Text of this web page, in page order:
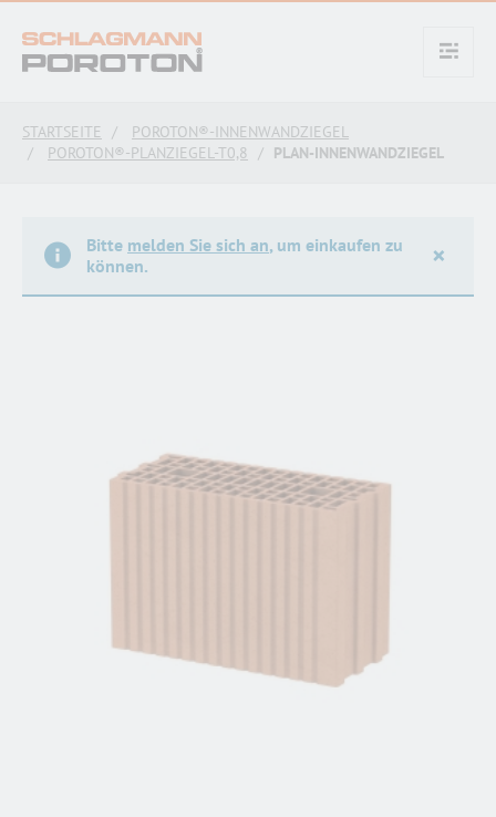
text.skipToContent
text.skipToNavigation
STARTSEITE
POROTON®-INNENWANDZIEGEL
POROTON®-PLANZIEGEL-T0,8
PLAN-INNENWANDZIEGEL
Bitte melden Sie sich an, um einkaufen zu
können.
×